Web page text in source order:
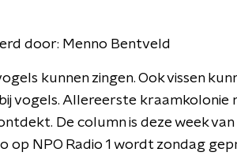
door: Menno Bentveld
kunnen zingen. Ook vissen
vogels. Allereerste kraamkolonie
De column is deze week
op NPO Radio 1 wordt zondag